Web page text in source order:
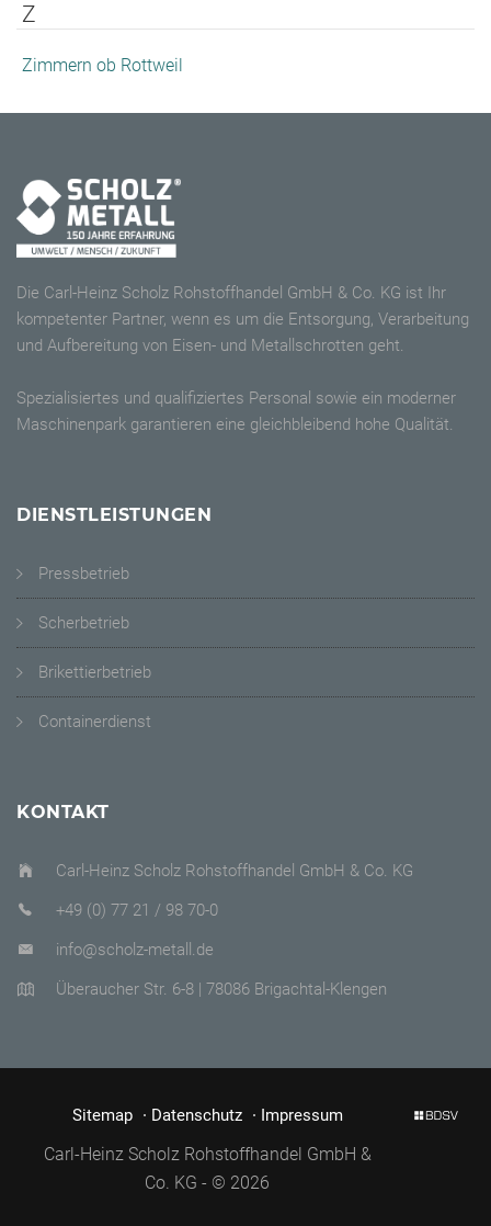
Z
Zimmern ob Rottweil
Die Carl-Heinz Scholz Rohstoffhandel GmbH & Co. KG ist Ihr
kompetenter Partner, wenn es um die Entsorgung, Verarbeitung
und Aufbereitung von Eisen- und Metallschrotten geht.
Spezialisiertes und qualifiziertes Personal sowie ein moderner
Maschinenpark garantieren eine gleichbleibend hohe Qualität.
DIENSTLEISTUNGEN
Pressbetrieb
Scherbetrieb
Brikettierbetrieb
Containerdienst
KONTAKT
Carl-Heinz Scholz Rohstoffhandel GmbH & Co. KG
+49 (0) 77 21 / 98 70-0
info@scholz-metall.de
Überaucher Str. 6-8 | 78086 Brigachtal-Klengen
Sitemap Datenschutz Impressum
Carl-Heinz Scholz Rohstoffhandel GmbH &
Co. KG - © 2026